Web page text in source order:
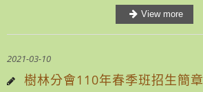
2021-03-10
樹林分會110年春季班招生簡章